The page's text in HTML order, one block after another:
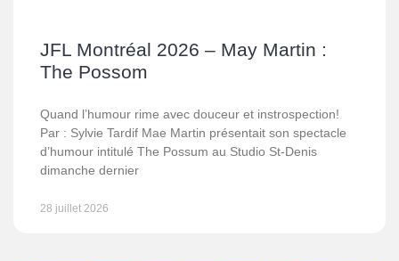
JFL Montréal 2026 – May Martin :
The Possom
Quand l’humour rime avec douceur et instrospection!
Par : Sylvie Tardif Mae Martin présentait son spectacle
d’humour intitulé The Possum au Studio St-Denis
dimanche dernier
28 juillet 2026